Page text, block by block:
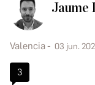
Jaume
Valencia 03 jun.
3